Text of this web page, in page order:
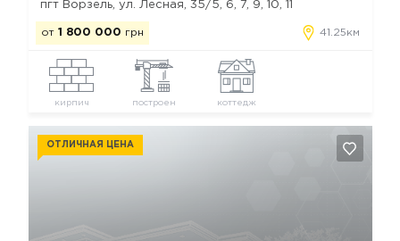
пгт Ворзель, ул. Лесная, 35/5, 6, 7, 9, 10, 11
от 1 800 000 грн 41.25км
кирпич построен коттедж
ОТЛИЧНАЯ ЦЕНА